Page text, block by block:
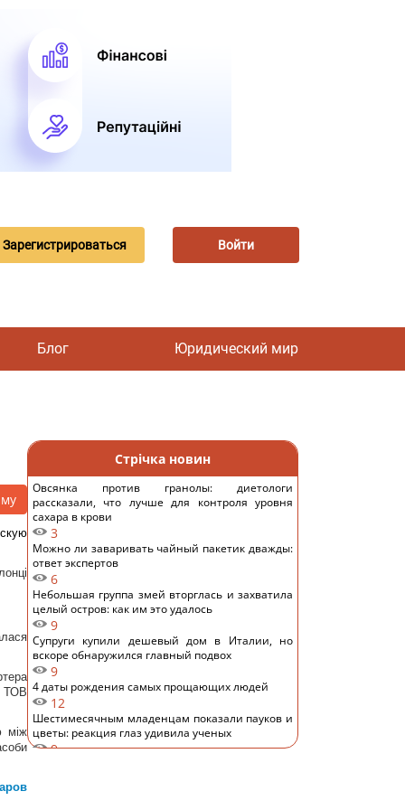
Зарегистрироваться Войти
Блог Юридический мир
ТОВ
між
Стрічка новин
Овсянка против гранолы: диетологи
рассказали, что лучше для контроля уровня
сахара в крови
3
Можно ли заваривать чайный пакетик дважды:
ответ экспертов
6
Небольшая группа змей вторглась и захватила
целый остров: как им это удалось
9
Супруги купили дешевый дом в Италии, но
вскоре обнаружился главный подвох
9
4 даты рождения самых прощающих людей
12
Шестимесячным младенцам показали пауков и
цветы: реакция глаз удивила ученых
9